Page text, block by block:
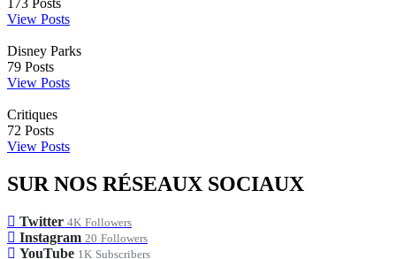
173 Posts
View Posts
Disney Parks
79 Posts
View Posts
Critiques
72 Posts
View Posts
SUR NOS RÉSEAUX SOCIAUX
Twitter 4K Followers
Instagram 20 Followers
YouTube 1K Subscribers